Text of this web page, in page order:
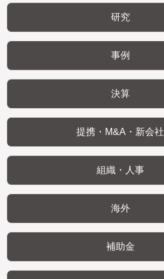
研究
事例
決算
提携・M&A・新会社
組織・人事
海外
補助金